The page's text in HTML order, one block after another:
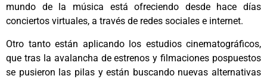
mundo de la música está ofreciendo desde hace días
conciertos virtuales, a través de redes sociales e internet.
Otro tanto están aplicando los estudios cinematográficos,
que tras la avalancha de estrenos y filmaciones pospuestos
se pusieron las pilas y están buscando nuevas alternativas